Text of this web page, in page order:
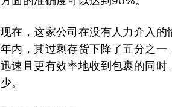
现在，这家公司在没有人力介入
年内，其过剩存货下降了五分之
迅速且更有效率地收到包裹的同
少。